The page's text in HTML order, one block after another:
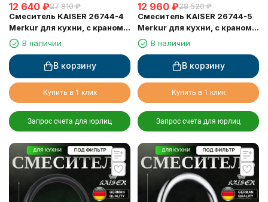
12 640 ₽27 810 ₽
Смеситель KAISER 26744-4
Merkur для кухни, с краном
для питьевой воды, белый
матовый
В наличии
В корзину
Купить в 1 клик
Запрос счета для юрлиц
12 960 ₽28 520 ₽
Смеситель KAISER 26744-5
Merkur для кухни, с краном
для питьевой воды, серебро
В наличии
В корзину
Купить в 1 клик
Запрос счета для юрлиц